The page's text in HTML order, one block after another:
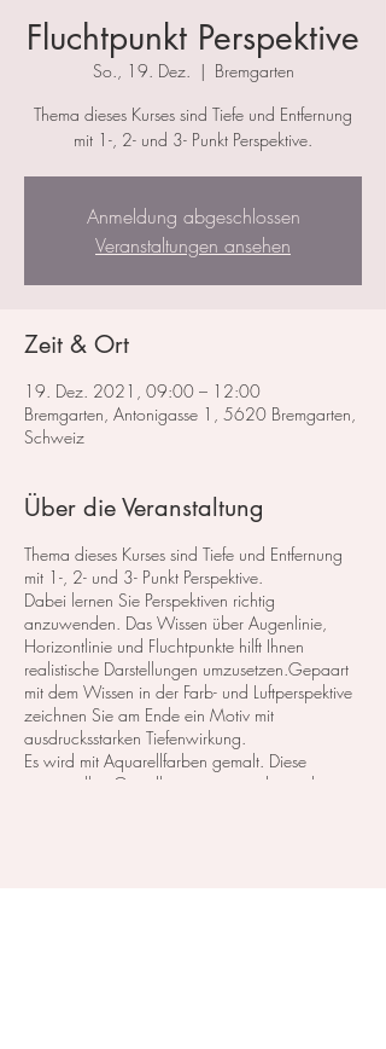
Fluchtpunkt Perspektive
So., 19. Dez.
  |
Bremgarten
Thema dieses Kurses sind Tiefe und Entfernung
mit 1-, 2- und 3- Punkt Perspektive.
Anmeldung abgeschlossen
Veranstaltungen ansehen
Zeit & Ort
19. Dez. 2021, 09:00 – 12:00
Bremgarten, Antonigasse 1, 5620 Bremgarten,
Schweiz
Über die Veranstaltung
Thema dieses Kurses sind Tiefe und Entfernung
mit 1-, 2- und 3- Punkt Perspektive.
Dabei lernen Sie Perspektiven richtig
anzuwenden. Das Wissen über Augenlinie,
Horizontlinie und Fluchtpunkte hilft Ihnen
realistische Darstellungen umzusetzen.Gepaart
mit dem Wissen in der Farb- und Luftperspektive
zeichnen Sie am Ende ein Motiv mit
ausdrucksstarken Tiefenwirkung.
​Es wird mit Aquarellfarben gemalt. Diese
prinzipiellen Grundkenntnisse werden nicht nur